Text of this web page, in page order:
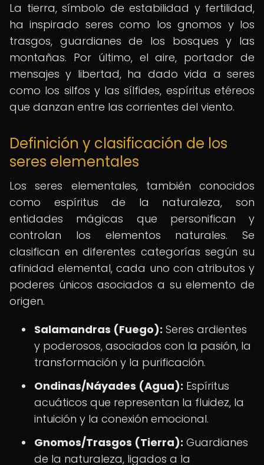
La tierra, símbolo de estabilidad y fertilidad,
ha inspirado seres como los gnomos y los
trasgos, guardianes de los bosques y las
montañas. Por último, el aire, portador de
mensajes y libertad, ha dado vida a seres
como los silfos y las sílfides, espíritus etéreos
que danzan entre las corrientes del viento.
Definición y clasificación de los
seres elementales
Los seres elementales, también conocidos
como espíritus de la naturaleza, son
entidades mágicas que personifican y
controlan los elementos naturales. Se
clasifican en diferentes categorías según su
afinidad elemental, cada uno con atributos y
poderes únicos asociados a su elemento de
origen.
Salamandras (Fuego): Seres ardientes
y poderosos, asociados con la pasión, la
transformación y la purificación.
Ondinas/Náyades (Agua): Espíritus
acuáticos que representan la fluidez, la
intuición y la conexión emocional.
Gnomos/Trasgos (Tierra): Guardianes
de la naturaleza, ligados a la